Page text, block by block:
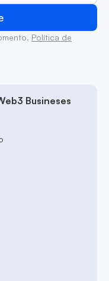
Política de
Busineses